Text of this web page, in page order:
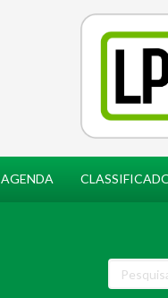
AGENDA